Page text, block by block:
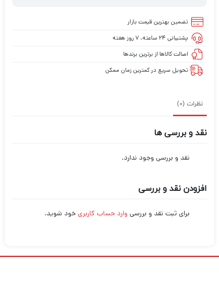
تضمین بهترین قیمت بازار
پشتیبانی ۲۴ ساعته، ۷ روز هفته
اصالت کالاها از برترین برندها
تحویل سریع در کمترین زمان ممکن
نظرات (0)
نقد و بررسی ها
نقد و بررسی وجود ندارد.
افزودن نقد و بررسی
برای ثبت نقد و بررسی وارد حساب کاربری خود شوید.